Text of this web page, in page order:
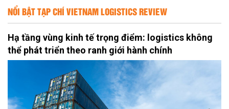
NỔI BẬT TẠP CHÍ VIETNAM LOGISTICS REVIEW
Hạ tầng vùng kinh tế trọng điểm: logistics không
thể phát triển theo ranh giới hành chính